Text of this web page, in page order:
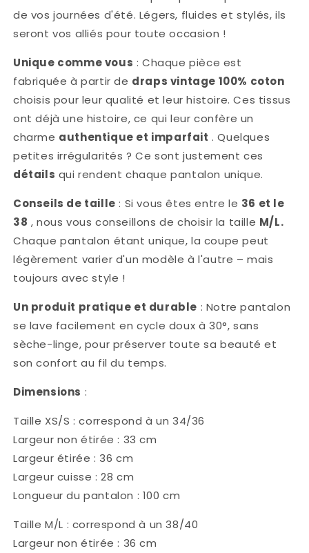
de vos journées d'été. Légers, fluides et stylés, ils
seront vos alliés pour toute occasion !
Unique comme vous : Chaque pièce est
fabriquée à partir de draps vintage 100% coton
choisis pour leur qualité et leur histoire. Ces tissus
ont déjà une histoire, ce qui leur confère un
charme authentique et imparfait . Quelques
petites irrégularités ? Ce sont justement ces
détails qui rendent chaque pantalon unique.
Conseils de taille : Si vous êtes entre le 36 et le
38 , nous vous conseillons de choisir la taille M/L.
Chaque pantalon étant unique, la coupe peut
légèrement varier d'un modèle à l'autre – mais
toujours avec style !
Un produit pratique et durable : Notre pantalon
se lave facilement en cycle doux à 30°, sans
sèche-linge, pour préserver toute sa beauté et
son confort au fil du temps.
Dimensions :
Taille XS/S : correspond à un 34/36
Largeur non étirée : 33 cm
Largeur étirée : 36 cm
Largeur cuisse : 28 cm
Longueur du pantalon : 100 cm
Taille M/L : correspond à un 38/40
Largeur non étirée : 36 cm